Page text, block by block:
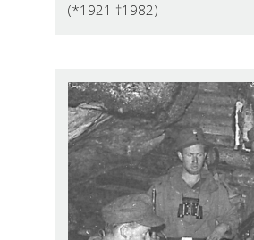
(*1921 †1982)